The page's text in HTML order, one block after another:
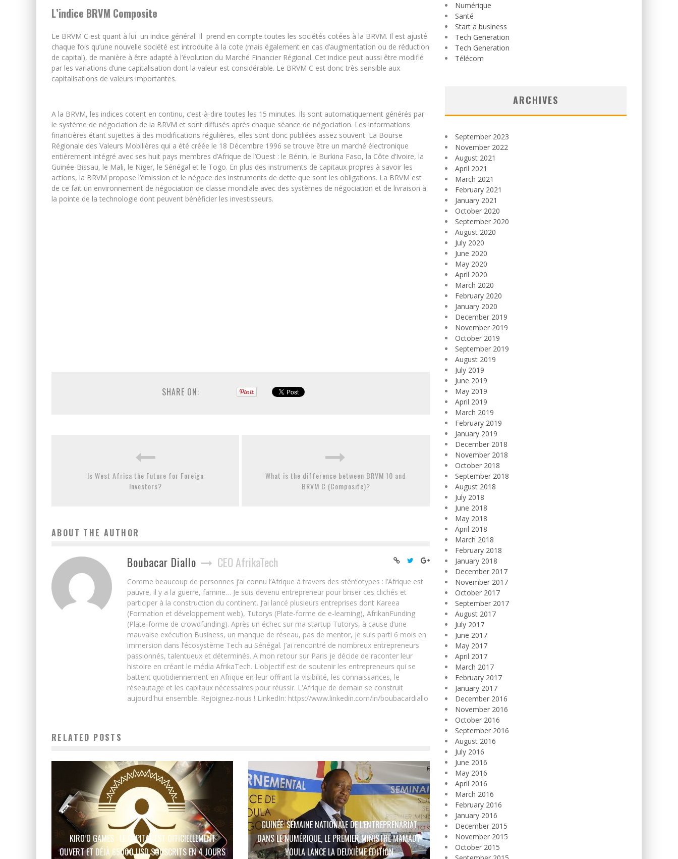
L’indice BRVM Composite
Le BRVM C est quant à lui un indice général. Il prend en compte toutes les sociétés cotées à la BRVM. Il est ajusté
chaque fois qu’une nouvelle société est introduite à la cote (mais également en cas d’augmentation ou de réduction
de capital), de manière à être adapté à l’évolution du Marché Financier Régional. Cet indice peut aussi être modifié
par les variations d’une capitalisation dont la valeur est considérable. Le BRVM C est donc très sensible aux
capitalisations de valeurs importantes.
A la BRVM, les indices cotent en continu, c’est-à-dire toutes les 15 minutes. Ils sont automatiquement générés par
le système de négociation de la BRVM et sont diffusés après chaque séance de négociation. Les informations
financières étant sujettes à des modifications régulières, elles sont donc publiées assez souvent. La Bourse
Régionale des Valeurs Mobilières qui a été créée le 18 Décembre 1996 se trouve être un marché électronique
entièrement intégré avec ses huit pays membres d’Afrique de l’Ouest : le Bénin, le Burkina Faso, la Côte d’Ivoire, la
Guinée-Bissau, le Mali, le Niger, le Sénégal et le Togo. En plus des instruments de capitaux propres à savoir les
actions, la BRVM propose l’émission et le négoce des instruments de dette que sont les obligations. La BRVM est
de ce fait un environnement de négociation de classe mondiale avec des systèmes de négociation et de livraison à
la pointe de la technologie dont peuvent bénéficier les investisseurs.
SHARE ON:
Is West Africa the Future for Foreign
Investors?
What is the difference between BRVM 10 and
BRVM C (Composite)?
ABOUT THE AUTHOR
Boubacar Diallo CEO AfrikaTech
Comme beaucoup de personnes j’ai connu l’Afrique à travers des stéréotypes : l’Afrique est
pauvre, il y a la guerre, famine… Je suis devenu entrepreneur pour briser ces clichés et
participer à la construction du continent. J’ai lancé plusieurs entreprises dont Kareea
(Formation et développement web), Tutorys (Plate-forme de e-learning), AfrikanFunding
(Plate-forme de crowdfunding). Après un échec sur ma startup Tutorys, à cause d’une
mauvaise exécution Business, un manque de réseau, pas de mentor, je suis parti 6 mois en
immersion dans l’écosystème Tech au Sénégal. J’ai rencontré de nombreux entrepreneurs
passionnés, talentueux et déterminés. A mon retour sur Paris je décide de raconter leur
histoire en créant le média AfrikaTech. L'objectif est de soutenir les entrepreneurs qui se
battent quotidiennement en Afrique en leur offrant la visibilité, les connaissances, le
réseautage et les capitaux nécessaires pour réussir. L'Afrique de demain se construit
aujourd'hui ensemble. Rejoignez-nous ! LinkedIn: https://www.linkedin.com/in/boubacardiallo
RELATED POSTS
KIRO’O GAMES : LE CAPITAL EST OFFICIELLEMENT
OUVERT ET DÉJÀ 65000 USD SOUSCRITS EN 4 JOURS
GUINÉE: SEMAINE NATIONALE DE L’ENTREPRENARIAT
DANS LE NUMÉRIQUE, LE PREMIER MINISTRE MAMADY
YOULA LANCE LA DEUXIÈME ÉDITION
Numérique
Santé
Start a business
Tech Generation
Tech Generation
Télécom
ARCHIVES
September 2023
November 2022
August 2021
April 2021
March 2021
February 2021
January 2021
October 2020
September 2020
August 2020
July 2020
June 2020
May 2020
April 2020
March 2020
February 2020
January 2020
December 2019
November 2019
October 2019
September 2019
August 2019
July 2019
June 2019
May 2019
April 2019
March 2019
February 2019
January 2019
December 2018
November 2018
October 2018
September 2018
August 2018
July 2018
June 2018
May 2018
April 2018
March 2018
February 2018
January 2018
December 2017
November 2017
October 2017
September 2017
August 2017
July 2017
June 2017
May 2017
April 2017
March 2017
February 2017
January 2017
December 2016
November 2016
October 2016
September 2016
August 2016
July 2016
June 2016
May 2016
April 2016
March 2016
February 2016
January 2016
December 2015
November 2015
October 2015